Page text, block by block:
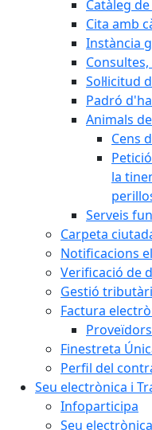
Catàleg
Cita amb
Instància
Sol·licitud
Padró
Animals
Cens
la
Serveis
Carpeta
Notificacions
Verificació de
Gestió
Factura
Proveïdors
Finestreta
Perfil del
Seu electrònica i
Infoparticipa
Seu electrònica